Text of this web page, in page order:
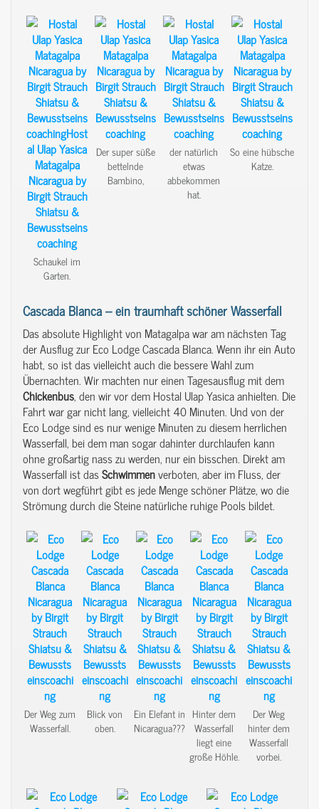
Schaukel im
Garten.
Der super süße
bettelnde
Bambino,
der natürlich
etwas
abbekommen
hat.
So eine hübsche
Katze.
Cascada Blanca – ein traumhaft schöner Wasserfall
Das absolute Highlight von Matagalpa war am nächsten Tag
der Ausflug zur Eco Lodge Cascada Blanca. Wenn ihr ein Auto
habt, so ist das vielleicht auch die bessere Wahl zum
Übernachten. Wir machten nur einen Tagesausflug mit dem
Chickenbus, den wir vor dem Hostal Ulap Yasica anhielten. Die
Fahrt war gar nicht lang, vielleicht 40 Minuten. Und von der
Eco Lodge sind es nur wenige Minuten zu diesem herrlichen
Wasserfall, bei dem man sogar dahinter durchlaufen kann
ohne großartig nass zu werden, nur ein bisschen. Direkt am
Wasserfall ist dasSchwimmenverboten, aber im Fluss, der
von dort wegführt gibt es jede Menge schöner Plätze, wo die
Strömung durch die Steine natürliche ruhige Pools bildet.
Der Weg zum
Wasserfall.
Blick von
oben.
Ein Elefant in
Nicaragua???
Hinter dem
Wasserfall
liegt eine
große Höhle.
Der Weg
hinter dem
Wasserfall
vorbei.